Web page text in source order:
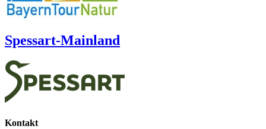
Spessart-Mainland
Kontakt